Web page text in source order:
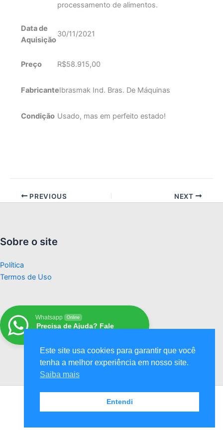
processamento de alimentos.
Data de
Aquisição
30/11/2021
Preço R$58.915,00
FabricanteIbrasmak Ind. Bras. De Máquinas
Condição Usado, mas em perfeito estado!
PREVIOUS NEXT
Sobre o site
Política
Termos de Uso
Whatsapp Online
Precisa de Ajuda? Fale
Este site usa cookies para garantir que você
tenha a melhor experiência em nosso site.
Saiba mais
Entendi